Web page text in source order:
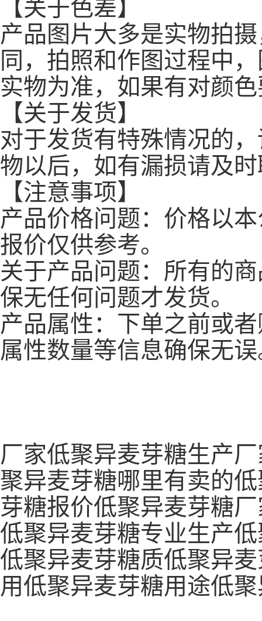
【关于色差】
产品图片大多是实物拍
同，拍照和作图过程中
实物为准，如果有对颜
【关于发货】
对于发货有特殊情况的
物以后，如有漏损请及
【注意事项】
产品价格问题：价格以
报价仅供参考。
关于产品问题：所有的
保无任何问题才发货。
产品属性：下单之前或
属性数量等信息确保无
厂家低聚异麦芽糖生产
聚异麦芽糖哪里有卖的
芽糖报价低聚异麦芽糖
低聚异麦芽糖专业生产
低聚异麦芽糖质低聚异
用低聚异麦芽糖用途低